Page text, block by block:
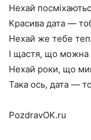
Нехай
Красива дата —
Нехай же тебе
І щастя, що можна
Нехай роки, що
Така ось, дата —
PozdravOK.ru